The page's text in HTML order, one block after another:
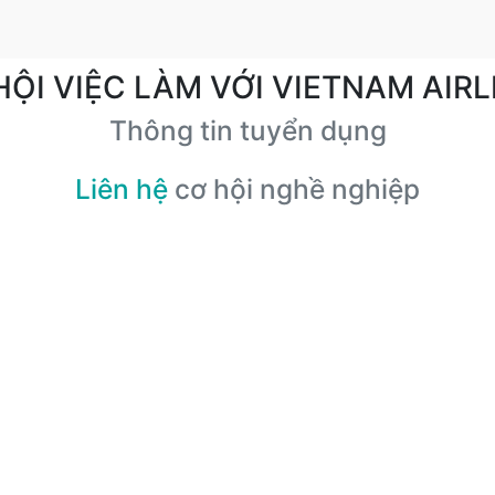
VIỆC LÀM VỚI VIETNAM
Thông tin tuyển dụng
Liên hệ cơ hội nghề nghiệp